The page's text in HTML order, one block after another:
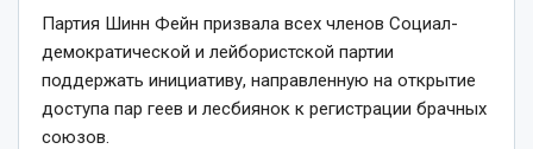
Партия Шинн Фейн призвала всех членов Социал-
демократической и лейбористской партии
поддержать инициативу, направленную на открытие
доступа пар геев и лесбиянок к регистрации брачных
союзов.